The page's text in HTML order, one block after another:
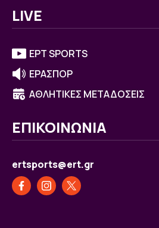
LIVE
ΕΡΤ SPORTS
ΕΡΑΣΠΟΡ
ΑΘΛΗΤΙΚΕΣ ΜΕΤΑΔΟΣΕΙΣ
ΕΠΙΚΟΙΝΩΝΙΑ
ertsports@ert.gr